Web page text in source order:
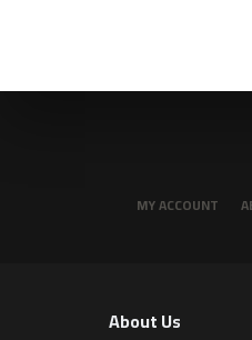
MY ACCOUNT
About Us